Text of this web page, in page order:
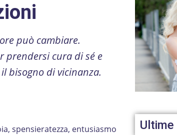
può cambiare.
prendersi cura di sé e
bisogno di vicinanza.
spensieratezza, entusiasmo